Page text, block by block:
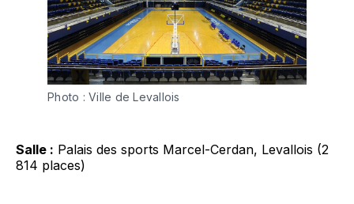
Photo : Ville de Levallois
Salle : Palais des sports Marcel-Cerdan, Levallois (2
814 places)